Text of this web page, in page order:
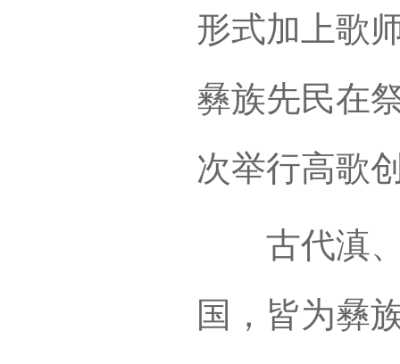
形式加上歌
彝族先民在
次举行高歌
古代滇、
国，皆为彝